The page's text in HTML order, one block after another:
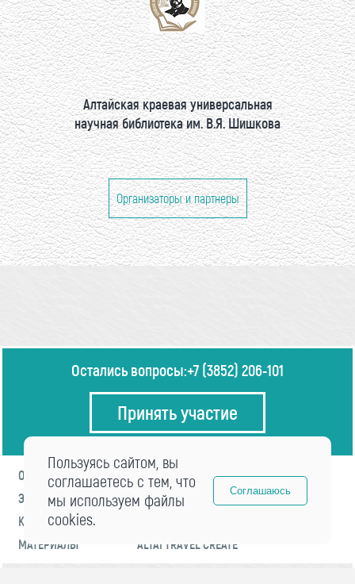
Алтайская краевая универсальная
научная библиотека им. В.Я. Шишкова
Организаторы и партнеры
Остались вопросы:+7 (3852) 206-101
Принять участие
О ФОРУМЕ
ПРОГРАММА
ЭКСПЕРТЫ
НОВОСТИ
КОНТАКТЫ
МАТЕРИАЛЫ
ALTAI TRAVEL CREATE
Пользуясь сайтом, вы
соглашаетесь с тем, что
мы используем файлы
cookies.
Соглашаюсь